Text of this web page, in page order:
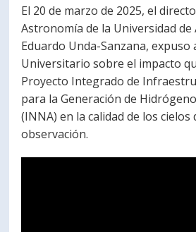
EXTENSIÓN
BIBLIOTECA
ENGLISH
El 20 de marzo de 2025, el
Astronomía de la Universidad
Eduardo Unda-Sanzana, expuso
Universitario sobre el impacto
Proyecto Integrado de
para la Generación de
(INNA) en la calidad de los cielos
observación.